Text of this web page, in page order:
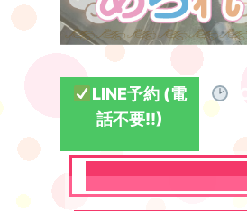
LINE予約 (電
話不要!!)